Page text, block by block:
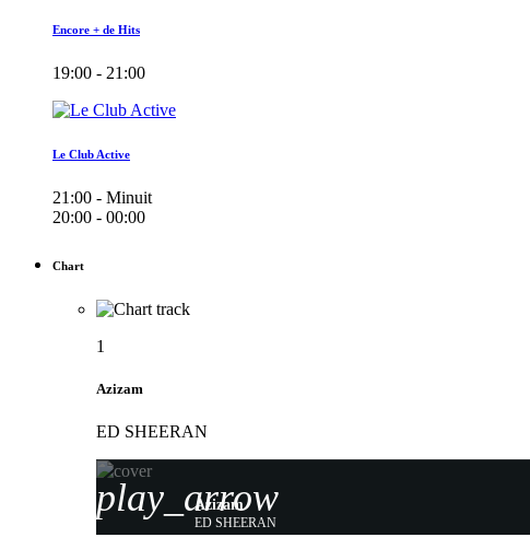
Encore + de Hits
19:00 - 21:00
Le Club Active
21:00 - Minuit
20:00 - 00:00
Chart
1
Azizam
ED SHEERAN
play_arrow
Azizam
ED SHEERAN